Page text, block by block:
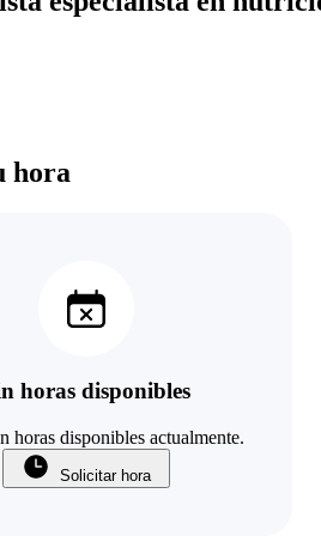
hora
horas disponibles
horas disponibles actualmente.
Solicitar hora